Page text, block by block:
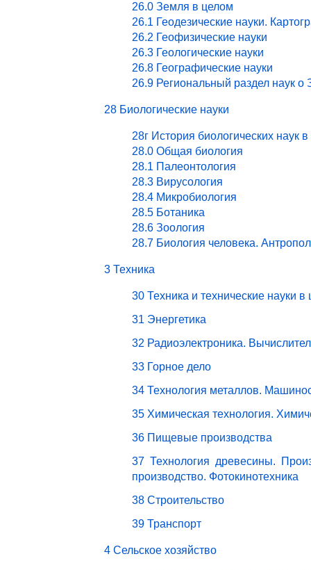
26.0 Земля в целом
26.1 Геодезические науки.
26.2 Геофизические науки
26.3 Геологические науки
26.8 Географические науки
26.9 Региональный раздел наук о
28 Биологические науки
28г История биологических наук
28.0 Общая биология
28.1 Палеонтология
28.3 Вирусология
28.4 Микробиология
28.5 Ботаника
28.6 Зоология
28.7 Биология человека.
3 Техника
30 Техника и технические науки в
31 Энергетика
32 Радиоэлектроника.
33 Горное дело
34 Технология металлов.
35 Химическая технология.
36 Пищевые производства
37 Технология древесины.
производство. Фотокинотехника
38 Строительство
39 Транспорт
4 Сельское хозяйство